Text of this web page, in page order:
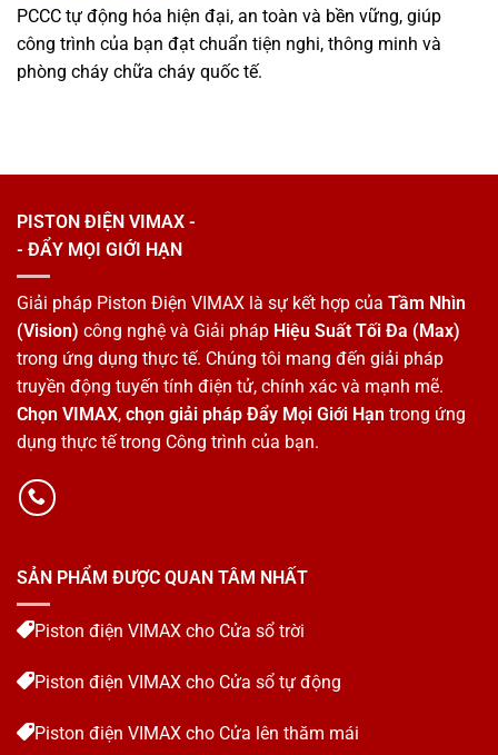
PCCC tự động hóa hiện đại, an toàn và bền vững, giúp
công trình của bạn đạt chuẩn tiện nghi, thông minh và
phòng cháy chữa cháy quốc tế.
PISTON ĐIỆN VIMAX -
- ĐẨY MỌI GIỚI HẠN
Giải pháp Piston Điện VIMAX là sự kết hợp của Tầm Nhìn
(Vision) công nghệ và Giải pháp Hiệu Suất Tối Đa (Max)
trong ứng dụng thực tế. Chúng tôi mang đến giải pháp
truyền động tuyến tính điện tử, chính xác và mạnh mẽ.
Chọn VIMAX, chọn giải pháp Đẩy Mọi Giới Hạn trong ứng
dụng thực tế trong Công trình của bạn.
SẢN PHẨM ĐƯỢC QUAN TÂM NHẤT
Piston điện VIMAX cho Cửa sổ trời
Piston điện VIMAX cho Cửa sổ tự động
Piston điện VIMAX cho Cửa lên thăm mái